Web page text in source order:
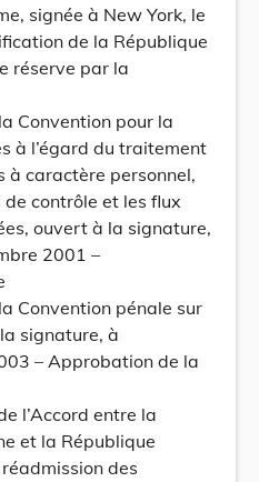
signée à New York, le
de la République
réserve par la
Convention pour la
à l’égard du traitement
à caractère personnel,
contrôle et les flux
ouvert à la signature,
2001 –
Convention pénale sur
signature, à
– Approbation de la
l’Accord entre la
et la République
des